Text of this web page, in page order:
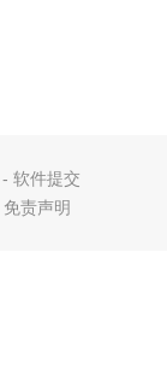
- 软件提交
免责声明